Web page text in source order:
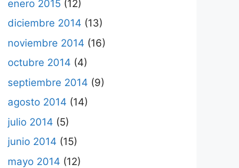
enero 2015 (12)
diciembre 2014 (13)
noviembre 2014 (16)
octubre 2014 (4)
septiembre 2014 (9)
agosto 2014 (14)
julio 2014 (5)
junio 2014 (15)
mayo 2014 (12)